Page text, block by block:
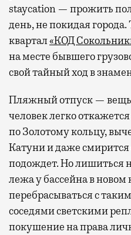
staycation — прожить
день, не покидая
квартал«КОД
на месте бывшего
свой тайный ход в
Пляжный отпуск —
человек легко
по Золотому кольцу,
Катуни и даже
подождет. Но лишиться
лежа у бассейна в новом
перебрасываться с
соседями светскими
покушение на права